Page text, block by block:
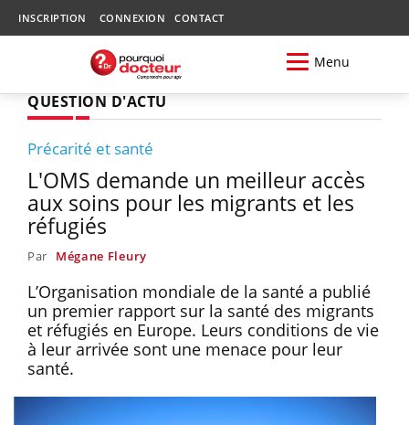
INSCRIPTION CONNEXION CONTACT
Menu
QUESTION D'ACTU
Précarité et santé
L'OMS demande un meilleur accès
aux soins pour les migrants et les
réfugiés
Par Mégane Fleury
L’Organisation mondiale de la santé a publié
un premier rapport sur la santé des migrants
et réfugiés en Europe. Leurs conditions de vie
à leur arrivée sont une menace pour leur
santé.